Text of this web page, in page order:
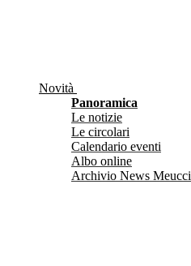
Novità
Panoramica
Le notizie
Le circolari
Calendario eventi
Albo online
Archivio News Meucci